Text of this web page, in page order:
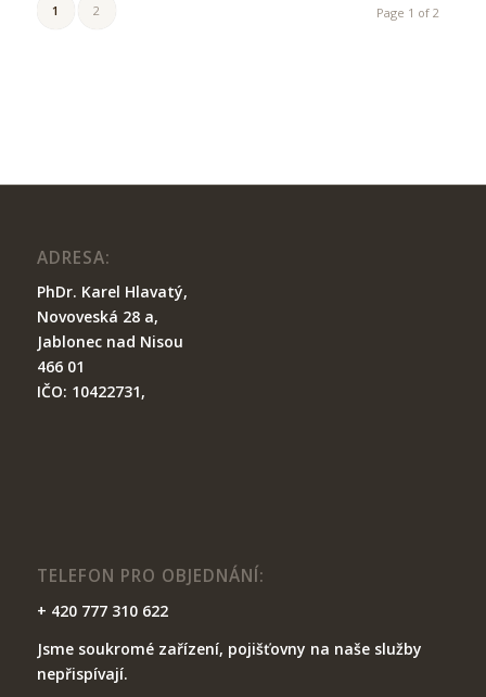
Page 1 of 2
1 2
ADRESA:
PhDr. Karel Hlavatý,
Novoveská 28 a,
Jablonec nad Nisou
466 01
IČO: 10422731,
TELEFON PRO OBJEDNÁNÍ:
+ 420 777 310 622
Jsme soukromé zařízení, pojišťovny na naše služby
nepřispívají.